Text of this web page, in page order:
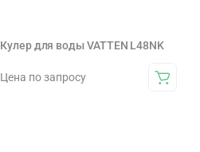
Кулер для воды VATTEN L48NK
Цена по запросу